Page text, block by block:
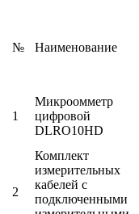
№ Наименование
1
Микроомметр
цифровой
DLRO10HD
2
Комплект
измерительных
кабелей с
подключенными